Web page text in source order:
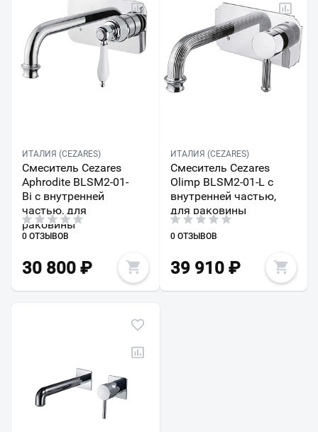
ИТАЛИЯ (CEZARES)
Смеситель Cezares
Aphrodite BLSM2-01-
Bi с внутренней
частью, для
раковины
0 ОТЗЫВОВ
30 800 ₽
ИТАЛИЯ (CEZARES)
Смеситель Cezares
Olimp BLSM2-01-L с
внутренней частью,
для раковины
0 ОТЗЫВОВ
39 910₽